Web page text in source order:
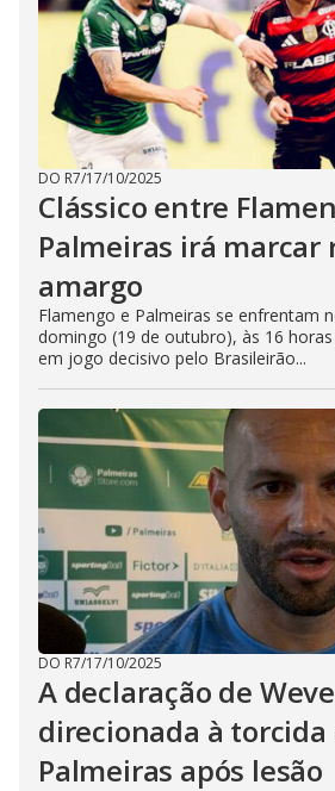
DO R7/17/10/2025
Clássico entre
Palmeiras irá marcar
amargo
Flamengo e Palmeiras se enfrentam
domingo (19 de outubro), às 16
em jogo decisivo pelo Brasileirão...
DO R7/17/10/2025
A declaração de
direcionada à torcida
Palmeiras após lesão